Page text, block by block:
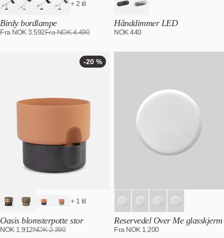
+ 2 til
Birdy bordlampe
Fra NOK3.592FraNOK4.490
Hånddimmer LED
NOK440
-20 %
+ 1 til
Oasis blomsterpotte stor
NOK 1.912NOK2.390
Reservedel Over Me glasskjerm
Fra NOK 1.200